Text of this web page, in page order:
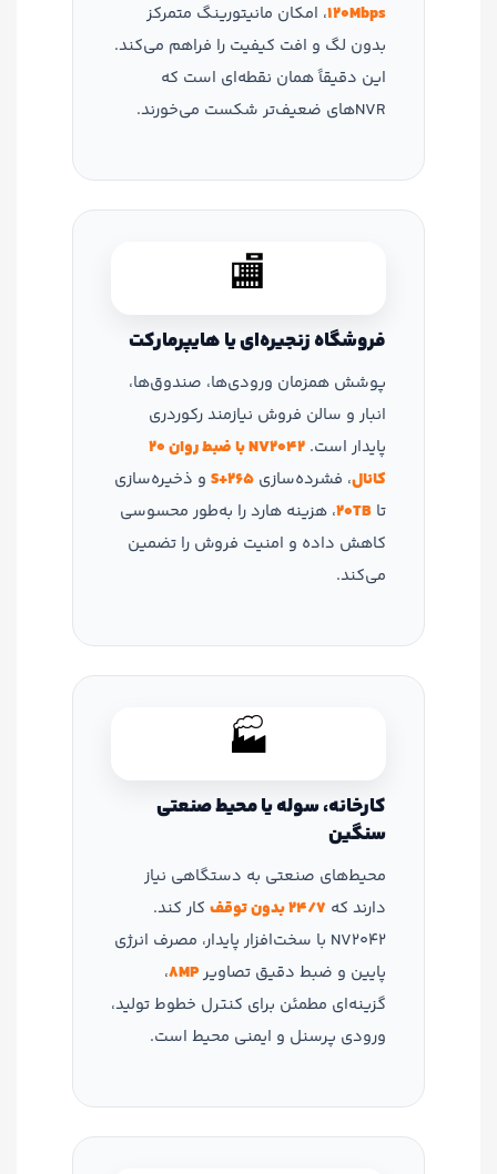
120Mbps، امکان مانیتورینگ متمرکز
بدون لگ و افت کیفیت را فراهم می‌کند.
این دقیقاً همان نقطه‌ای است که
NVRهای ضعیف‌تر شکست می‌خورند.
🏬
فروشگاه زنجیره‌ای یا هایپرمارکت
پوشش همزمان ورودی‌ها، صندوق‌ها،
انبار و سالن فروش نیازمند رکوردری
پایدار است.
NV2042 با ضبط روان 20
کانال، فشرده‌سازی S+265 و ذخیره‌سازی
تا 20TB، هزینه هارد را به‌طور محسوسی
کاهش داده و امنیت فروش را تضمین
می‌کند.
🏭
کارخانه، سوله یا محیط صنعتی
سنگین
محیط‌های صنعتی به دستگاهی نیاز
دارند که 24/7 بدون توقف
کار کند.
NV2042 با سخت‌افزار پایدار، مصرف انرژی
پایین و ضبط دقیق تصاویر8MP،
گزینه‌ای مطمئن برای کنترل خطوط تولید،
ورودی پرسنل و ایمنی محیط است.